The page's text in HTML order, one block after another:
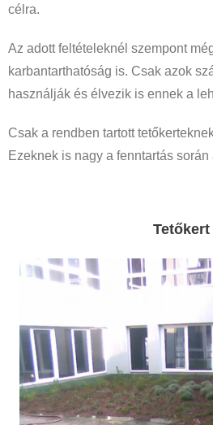
célra.
Az adott feltételeknél szempont
karbantarthatóság is. Csak azok
használják és élvezik is ennek a
Csak a rendben tartott
Ezeknek is nagy a fenntartás
Tetőkert